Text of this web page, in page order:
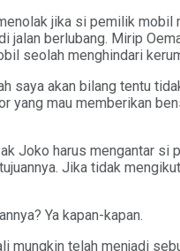
jika si pemilik
jalan berlubang. Mirip
seolah menghindari
saya akan bilang tentu
yang mau memberikan
Joko harus mengantar
Jika tidak
Ya kapan-kapan.
mungkin telah menjadi